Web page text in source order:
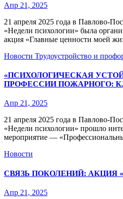
Апр 21, 2025
21 апреля 2025 года в Павлово-
«Недели психологии» была
акция «Главные ценности моей
Новости Трудоустройство и
«ПСИХОЛОГИЧЕСКАЯ
ПРОФЕССИИ ПОЖАРНОГО:
Апр 21, 2025
21 апреля 2025 года в Павлово-
«Недели психологии» прошло
мероприятие —
Новости
СВЯЗЬ ПОКОЛЕНИЙ: АКЦИЯ
Апр 21, 2025